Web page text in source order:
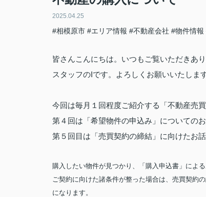
2025.04.25
#相模原市 #エリア情報 #不動産会社 #物件情報
皆さんこんにちは。いつもご覧いただきあ
スタッフのIです。よろしくお願いいたします
今回は毎月１回程度ご紹介する「不動産売
第４回は「希望物件の申込み」についてのお
第５回目は「売買契約の締結」に向けたお
購入したい物件が見つかり、「購入申込書」によ
ご契約に向けた諸条件が整った場合は、売買契約
になります。